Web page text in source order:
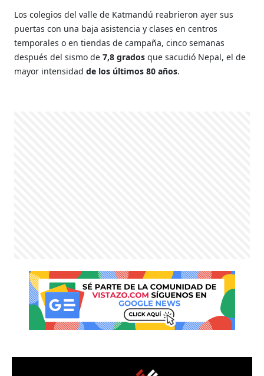
Los colegios del valle de Katmandú reabrieron ayer sus
puertas con una baja asistencia y clases en centros
temporales o en tiendas de campaña, cinco semanas
después del sismo de 7,8 grados que sacudió Nepal, el de
mayor intensidadde los últimos 80 años.